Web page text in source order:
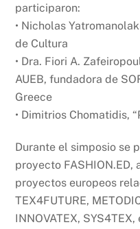
participaron:
• Nicholas
de Cultura
• Dra. Fiori A.
AUEB, fundadora de
Greece
• Dimitrios Chomatidis,
Durante el simposio se
proyecto FASHION.ED,
proyectos europeos
TEX4FUTURE,
INNOVATEX,